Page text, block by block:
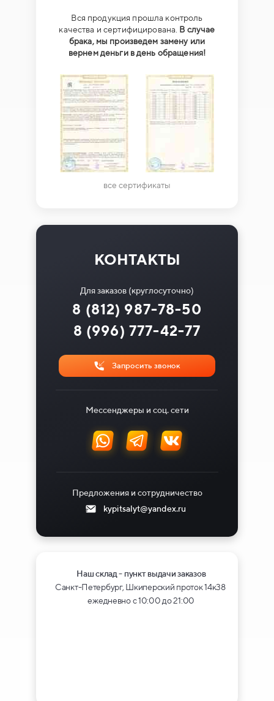
Вся продукция прошла контроль
качества и сертифицирована. В случае
брака, мы произведем замену или
вернем деньги в день обращения!
все сертификаты
КОНТАКТЫ
Для заказов (круглосуточно)
8 (996) 777-42-77
8 (812) 987-78-50
Запросить звонок
Мессенджеры и соц. сети
Предложения и сотрудничество
kypitsalyt@yandex.ru
Наш склад - пункт выдачи заказов
Санкт-Петербург, Шкиперский проток 14к38
ежедневно с 10:00 до 21:00